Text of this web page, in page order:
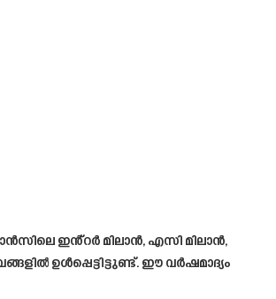
ഇൻ്റർ മിലാൻ, എസി മിലാൻ,
ഉൾപ്പെട്ടിട്ടുണ്ട്. ഈ വർഷമാദ്യം